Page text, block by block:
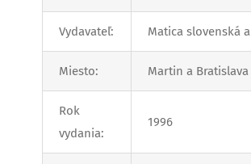
Vydavateľ: Matica slovenská
Miesto: Martin a Bratislava
Rok
vydania:
1996